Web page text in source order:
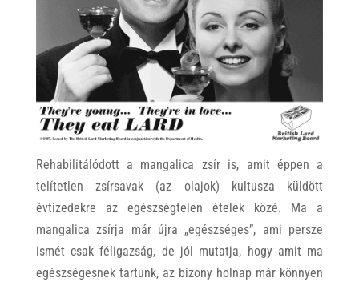
Rehabilitálódott a mangalica zsír is, amit éppen a
telítetlen zsírsavak (az olajok) kultusza küldött
évtizedekre az egészségtelen ételek közé. Ma a
mangalica zsírja már újra „egészséges”, ami persze
ismét csak féligazság, de jól mutatja, hogy amit ma
egészségesnek tartunk, az bizony holnap már könnyen